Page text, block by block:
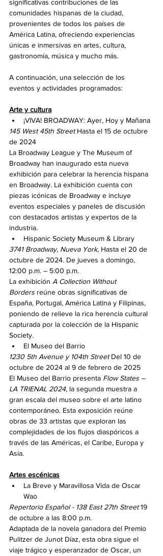
significativas contribuciones de las
comunidades hispanas de la ciudad,
provenientes de todos los países de
América Latina, ofreciendo experiencias
únicas e inmersivas en artes, cultura,
gastronomía, música y mucho más.
A continuación, una selección de los
eventos y actividades programados:
Arte y cultura
¡VIVA! BROADWAY: Ayer, Hoy y Mañana
145 West 45th Street Hasta el 15 de octubre
de 2024
La Broadway League y The Museum of
Broadway han inaugurado esta nueva
exhibición para celebrar la herencia hispana
en Broadway. La exhibición cuenta con
piezas icónicas de Broadway e incluye
eventos especiales y paneles de discusión
con destacados artistas y expertos de la
industria.
Hispanic Society Museum & Library
3741 Broadway, Nueva York, Hasta el 20 de
octubre de 2024. De jueves a domingo,
12:00 p.m. – 5:00 p.m.
La exhibición A Collection Without
Borders reúne obras significativas de
España, Portugal, América Latina y Filipinas,
poniendo de relieve la rica herencia cultural
capturada por la colección de la Hispanic
Society.
El Museo del Barrio
1230 5th Avenue y 104th Street Del 10 de
octubre de 2024 al 9 de febrero de 2025
El Museo del Barrio presenta Flow States –
LA TRIENAL 2024, la segunda muestra a
gran escala del museo sobre el arte latino
contemporáneo. Esta exposición reúne
obras de 33 artistas que exploran las
complejidades de los flujos diaspóricos a
través de las Américas, el Caribe, Europa y
Asia.
Artes escénicas
La Breve y Maravillosa Vida de Oscar
Wao
Repertorio Español - 138 East 27th Street 19
de octubre a las 8:00 p.m.
Adaptada de la novela ganadora del Premio
Pulitzer de Junot Díaz, esta obra sigue el
viaje trágico y esperanzador de Oscar, un